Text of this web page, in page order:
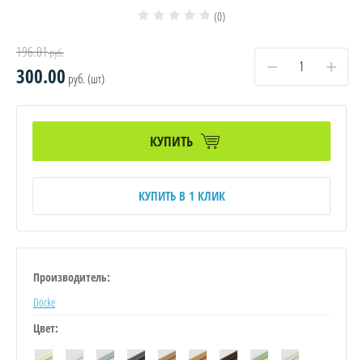
(0)
196.01руб.
300.00 руб. (шт)
− +
КУПИТЬ
КУПИТЬ В 1 КЛИК
Производитель:
Döcke
Цвет: